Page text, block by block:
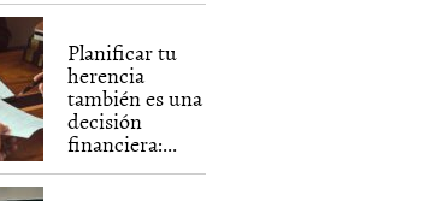
Planificar tu
herencia
también es una
decisión
financiera:...